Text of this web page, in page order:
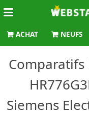
ACHAT NEUFS
Comparatifs
Siemens